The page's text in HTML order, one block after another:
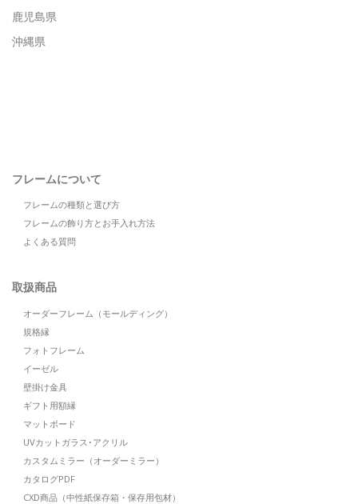
鹿児島県
沖縄県
フレームについて
フレームの種類と選び方
フレームの飾り方とお手入れ方法
よくある質問
取扱商品
オーダーフレーム（モールディング）
規格縁
フォトフレーム
イーゼル
壁掛け金具
ギフト用額縁
マットボード
UVカットガラス･アクリル
カスタムミラー（オーダーミラー）
カタログPDF
CXD商品（中性紙保存箱・保存用包材）